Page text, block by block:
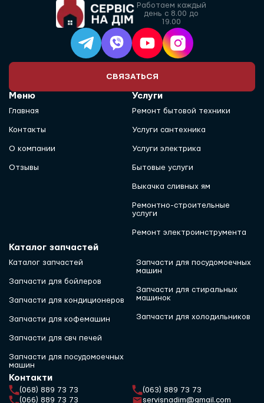
Работаем каждый
день с 8.00 до
19.00
СВЯЗАТЬСЯ
Меню
Главная
Контакты
О компании
Отзывы
Услуги
Ремонт бытовой техники
Услуги сантехника
Услуги электрика
Бытовые услуги
Выкачка сливных ям
Ремонтно-строительные
услуги
Ремонт электроинструмента
Каталог запчастей
Каталог запчастей
Запчасти для бойлеров
Запчасти для кондиционеров
Запчасти для кофемашин
Запчасти для свч печей
Запчасти для посудомоечных
машин
Запчасти для посудомоечных
машин
Запчасти для стиральных
машинок
Запчасти для холодильников
Контакти
(068) 889 73 73
(063) 889 73 73
(066) 889 73 73
servisnadim@gmail.com